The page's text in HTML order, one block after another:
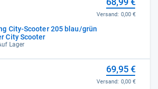
City-Scooter 205 blau/grün
City Scooter
Lager
Versand: 0,00 €
69,95 €
Versand: 0,00 €